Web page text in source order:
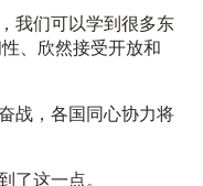
我们可以学到很多东
、欣然接受开放和
战，各国同心协力将